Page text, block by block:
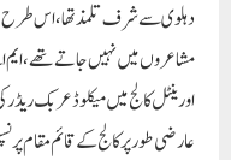
دہلوی سے شرف تلمذ تھا ، اس طرح
اورینٹل کالج میں میکلوڈ عربک
عارضی طور پر کالج کے قائم مقام